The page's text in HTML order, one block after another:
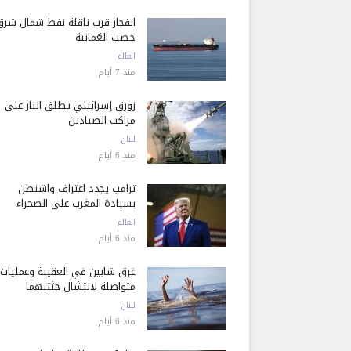
انفجار قرب ناقلة نفط شمال
خصب العُمانية
العالم
منذ 7 أيام
زورق إسرائيلي يطلق النار على
مراكب الصيادين
لبنان
منذ 6 أيام
ترامب يجدد اعتراف واشنطن
بسيادة المغرب على الصحراء
العالم
منذ 6 أيام
غرق شابين في العقيبة وعمليات
متواصلة لانتشال جثتيهما
لبنان
منذ 6 أيام